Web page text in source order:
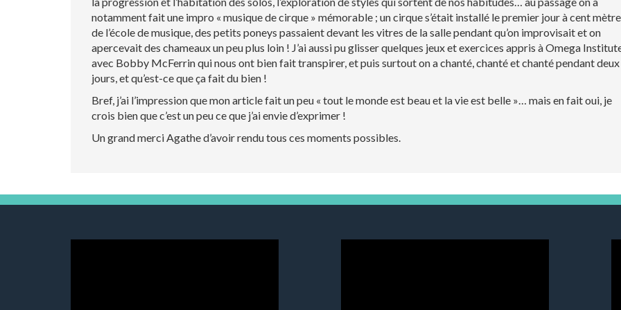
notamment fait une impro « musique de cirque » mémorable ; un cirque s’était installé le premier jour à cent
de l’école de musique, des petits poneys passaient devant les vitres de la salle pendant qu’on improvisait et on
apercevait des chameaux un peu plus loin ! J’ai aussi pu glisser quelques jeux et exercices appris à Omega
avec Bobby McFerrin qui nous ont bien fait transpirer, et puis surtout on a chanté, chanté et chanté pendant deux
jours, et qu’est-ce que ça fait du bien !
Bref, j’ai l’impression que mon article fait un peu « tout le monde est beau et la vie est belle »… mais en fait oui, je
crois bien que c’est un peu ce que j’ai envie d’exprimer !
Un grand merci Agathe d’avoir rendu tous ces moments possibles.